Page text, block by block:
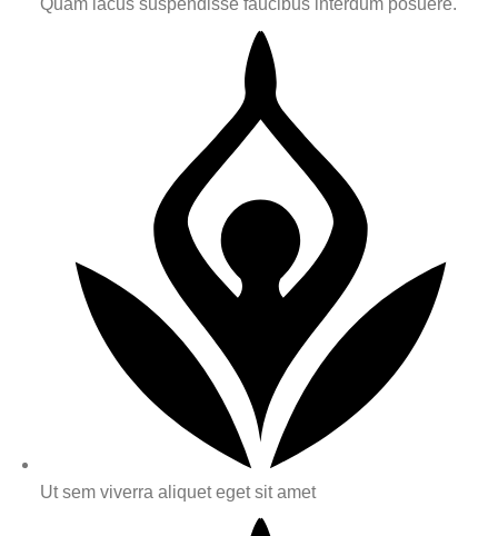
Quam lacus suspendisse faucibus interdum posuere.
Ut sem viverra aliquet eget sit amet